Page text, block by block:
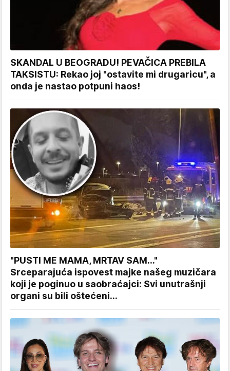
SKANDAL U BEOGRADU! PEVAČICA PREBILA
TAKSISTU: Rekao joj "ostavite mi drugaricu", a
onda je nastao potpuni haos!
"PUSTI ME MAMA, MRTAV SAM..."
Srceparajuća ispovest majke našeg muzičara
koji je poginuo u saobraćajci: Svi unutrašnji
organi su bili oštećeni...